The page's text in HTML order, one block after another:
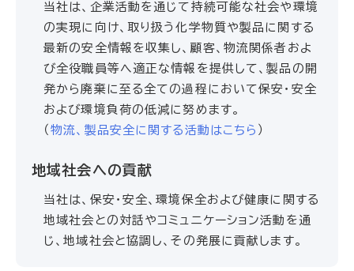
当社は、企業活動を通じて持続可能な社会や環境
の実現に向け、取り扱う化学物質や製品に関する
最新の安全情報を収集し、顧客、物流関係者およ
び全役職員等へ適正な情報を提供して、製品の開
発から廃棄に至る全ての過程において保安・安全
および環境負荷の低減に努めます。
（物流、製品安全に関する活動はこちら ）
地域社会への貢献
当社は、保安・安全、環境保全および健康に関する
地域社会との対話やコミュニケーション活動を通
じ、地域社会と協調し、その発展に貢献します。